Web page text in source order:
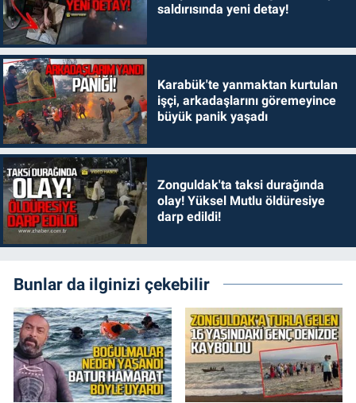
saldırısında yeni detay!
Karabük'te yanmaktan kurtulan
işçi, arkadaşlarını göremeyince
büyük panik yaşadı
Zonguldak'ta taksi durağında
olay! Yüksel Mutlu öldüresiye
darp edildi!
Bunlar da ilginizi çekebilir